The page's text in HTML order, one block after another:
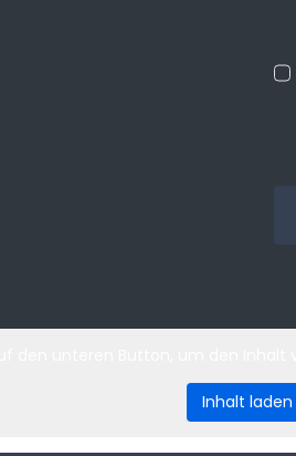
Inhalt laden